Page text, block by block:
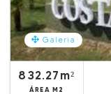
Galeria
832.27m²
ÁREA M2